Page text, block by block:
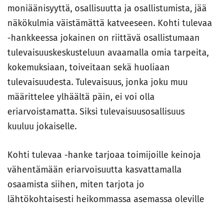
moniäänisyyttä, osallisuutta ja osallistumista, jää
näkökulmia väistämättä katveeseen. Kohti tulevaa
-hankkeessa jokainen on riittävä osallistumaan
tulevaisuuskeskusteluun avaamalla omia tarpeita,
kokemuksiaan, toiveitaan sekä huoliaan
tulevaisuudesta. Tulevaisuus, jonka joku muu
määrittelee ylhäältä päin, ei voi olla
eriarvoistamatta. Siksi tulevaisuusosallisuus
kuuluu jokaiselle.
Kohti tulevaa -hanke tarjoaa toimijoille keinoja
vähentämään eriarvoisuutta kasvattamalla
osaamista siihen, miten tarjota jo
lähtökohtaisesti heikommassa asemassa oleville